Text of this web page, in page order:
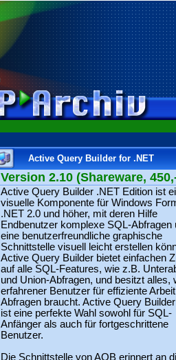
Active Query Builder for .NET
Version 2.10 (Shareware,
Active Query Builder .NET Edition ist
visuelle Komponente für Windows
.NET 2.0 und höher, mit deren Hilfe
Endbenutzer komplexe SQL-Abfragen
eine benutzerfreundliche graphische
Schnittstelle visuell leicht erstellen
Active Query Builder bietet einfachen
auf alle SQL-Features, wie z.B.
und Union-Abfragen, und besitzt alles,
erfahrener Benutzer für effiziente
Abfragen braucht. Active Query
ist eine perfekte Wahl sowohl für SQL-
Anfänger als auch für fortgeschrittene
Benutzer.
Die Schnittstelle von AQB erinnert an